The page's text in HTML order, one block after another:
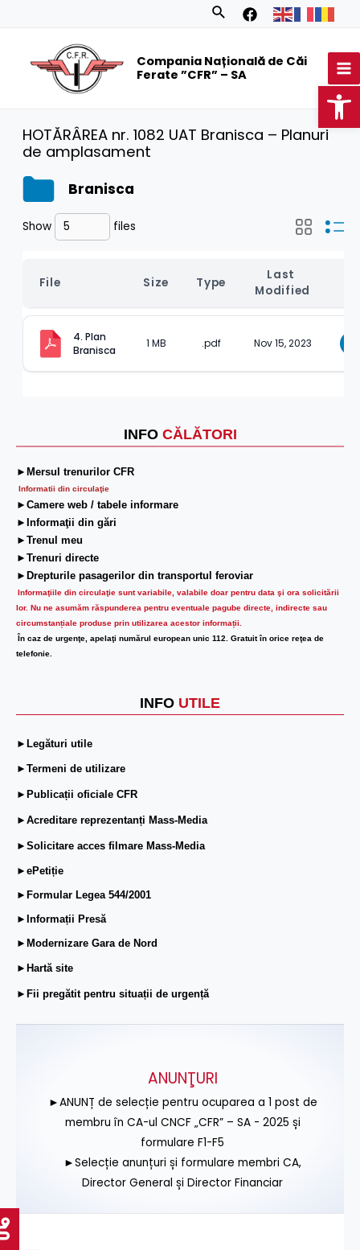
Search
Compania Națională de Căi
Ferate ”CFR” – SA
INFO CĂLĂTORI
►Mersul trenurilor CFR
Informatii din circulaţie
►Camere web / tabele informare
►Informaţii din gări
►Trenul meu
►Trenuri directe
►Drepturile pasagerilor din transportul feroviar
Informaţiile din circulaţie sunt variabile, valabile doar pentru data şi ora solicitării
lor. Nu ne asumăm răspunderea pentru eventuale pagube directe, indirecte sau
circumstanțiale produse prin utilizarea acestor informații.
În caz de urgenţe, apelaţi numărul european unic 112. Gratuit în orice reţea de
telefonie.
INFO UTILE
►Legături utile
►Termeni de utilizare
►Publicații oficiale CFR
►Acreditare reprezentanți Mass-Media
►Solicitare acces filmare Mass-Media
►ePetiție
►Formular Legea 544/2001
►Informații Presă
►Modernizare Gara de Nord
►Hartă site
►Fii pregătit pentru situații de urgență
HOTĂRÂREA nr. 1082 UAT Branisca – Planuri
de amplasament
Branisca
Show files
File Size Type
Last
Modified
4. Plan
Branisca
1 MB .pdf Nov 15, 2023
ANUNŢURI
►ANUNȚ de selecție pentru ocuparea a 1 post de
membru în CA-ul CNCF „CFR” – SA - 2025 și
formulare F1-F5
►Selecție anunțuri și formulare membri CA,
Director General și Director Financiar